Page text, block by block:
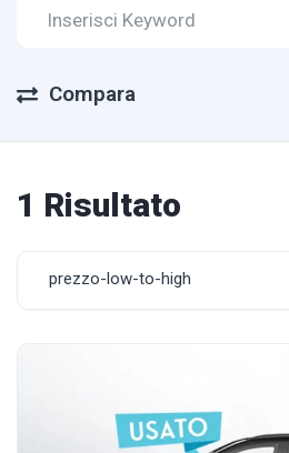
Compara
1 Risultato
prezzo-low-to-high